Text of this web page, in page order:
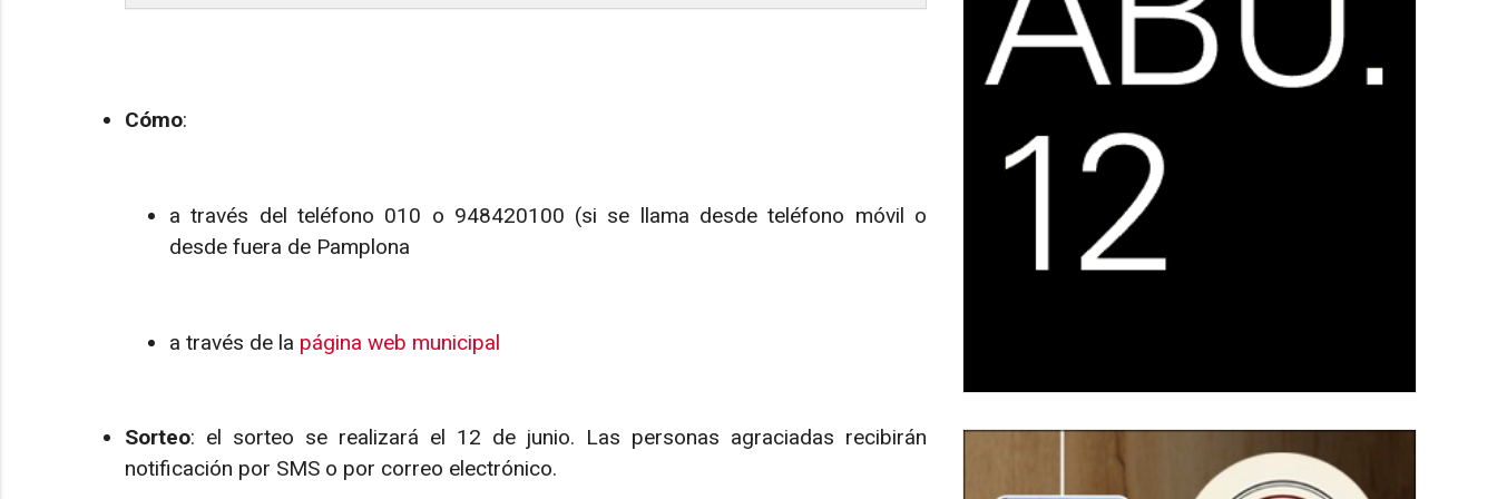
Cómo:
a través del teléfono 010 o 948420100 (si se llama desde teléfono móvil o
desde fuera de Pamplona
a través de la página web municipal
Sorteo: el sorteo se realizará el 12 de junio. Las personas agraciadas recibirán
notificación por SMS o por correo electrónico.